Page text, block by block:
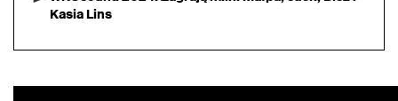
Kasia Lins